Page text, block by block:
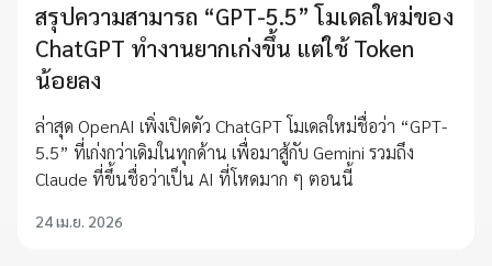
สรุปความสามารถ “GPT-5.5” โมเดลใหม่ของ
ChatGPT ทำงานยากเก่งขึ้น แต่ใช้ Token
น้อยลง
ล่าสุด OpenAI เพิ่งเปิดตัว ChatGPT โมเดลใหม่ชื่อว่า “GPT-
5.5” ที่เก่งกว่าเดิมในทุกด้าน เพื่อมาสู้กับ Gemini รวมถึง
Claude ที่ขึ้นชื่อว่าเป็น AI ที่โหดมาก ๆ ตอนนี้
24 เม.ย. 2026